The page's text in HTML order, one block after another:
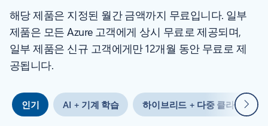
해당 제품은 지정된 월간 금액까지 무료입니다. 일부
제품은 모든 Azure 고객에게 상시 무료로 제공되며,
일부 제품은 신규 고객에게만 12개월 동안 무료로 제
공됩니다.
인기 AI + 기계 학습 하이브리드 + 다중 클라우드다음